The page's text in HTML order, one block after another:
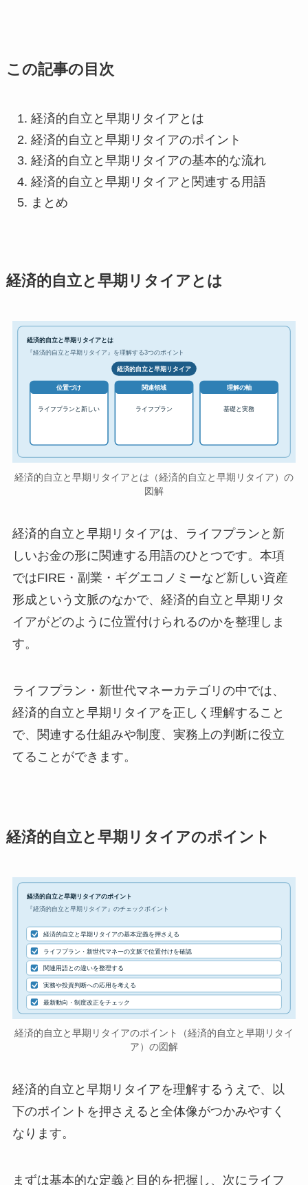
この記事の目次
経済的自立と早期リタイアとは
経済的自立と早期リタイアのポイント
経済的自立と早期リタイアの基本的な流れ
経済的自立と早期リタイアと関連する用語
まとめ
経済的自立と早期リタイアとは
経済的自立と早期リタイアとは
『経済的自立と早期リタイア』を理解する3つのポイント
経済的自立と早期リタイア
位置づけ
ライフプランと新しい
関連領域
ライフプラン
理解の軸
基礎と実務
経済的自立と早期リタイアとは（経済的自立と早期リタイア）の
図解
経済的自立と早期リタイアは、ライフプランと新
しいお金の形に関連する用語のひとつです。本項
ではFIRE・副業・ギグエコノミーなど新しい資産
形成という文脈のなかで、経済的自立と早期リタ
イアがどのように位置付けられるのかを整理しま
す。
ライフプラン・新世代マネーカテゴリの中では、
経済的自立と早期リタイアを正しく理解すること
で、関連する仕組みや制度、実務上の判断に役立
てることができます。
経済的自立と早期リタイアのポイント
経済的自立と早期リタイアのポイント
『経済的自立と早期リタイア』のチェックポイント
経済的自立と早期リタイアの基本定義を押さえる
ライフプラン・新世代マネーの文脈で位置付けを確認
関連用語との違いを整理する
実務や投資判断への応用を考える
最新動向・制度改正をチェック
経済的自立と早期リタイアのポイント（経済的自立と早期リタイ
ア）の図解
経済的自立と早期リタイアを理解するうえで、以
下のポイントを押さえると全体像がつかみやすく
なります。
まずは基本的な定義と目的を把握し、次にライフ